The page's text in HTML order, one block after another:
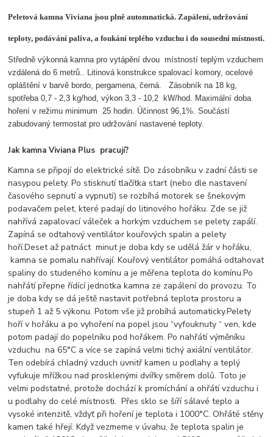
Peletová kamna Viviana jsou plně automnatická. Zapálení, udržování
teploty, podávání paliva, a foukání teplého vzduchu i do sousední místnosti.
Středně výkonná kamna pro vytápění dvou místností teplým vzduchem
vzdálená do 6 metrů.. Litinová konstrukce spalovací komory, ocelové
opláštění v barvě bordo, pergamena, černá. Zásobník na 18 kg,
spotřeba 0,7 - 2,3 kg/hod, výkon 3,3 - 10,2 kW/hod. Maximální doba
hoření v režimu minimum 25 hodin. Účinnost 96,1%. Součástí
zabudovaný termostat pro udržování nastavené teploty.
Jak kamna Viviana Plus pracují?
Kamna se připojí do elektrické sítě. Do zásobníku v zadní části se
nasypou pelety. Po stisknutí tlačítka start (nebo dle nastavení
časového sepnutí a vypnutí) se rozbíhá motorek se šnekovým
podavačem pelet, které padají do litinového hořáku. Zde se již
nahřívá zapalovací váleček a horkým vzduchem se pelety zapálí.
Zapíná se odtahový ventilátor kouřových spalin a pelety
hoří.Deset až patnáct minut je doba kdy se udělá žár v hořáku,
kamna se pomalu nahřívají. Kouřový ventilátor pomáhá odtahovat
spaliny do studeného komínu a je měřena teplota do komínu.Po
nahřátí přepne řídící jednotka kamna ze zapálení do provozu. To
je doba kdy se dá ještě nastavit potřebná teplota prostoru a
stupeň 1 až 5 výkonu. Potom vše již probíhá automaticky.Pelety
hoří v hořáku a po vyhoření na popel jsou “vyfouknuty “ ven, kde
potom padají do popelníku pod hořákem. Po nahřátí výměníku
vzduchu na 65°C a více se zapíná velmi tichý axiální ventilátor.
Ten odebírá chladný vzduch uvnitř kamen u podlahy a teplý
vyfukuje mřížkou nad prosklenými dvířky směrem dolů. Toto je
velmi podstatné, protože dochází k promíchání a ohřátí vzduchu i
u podlahy do celé místnosti. Přes sklo se šíří sálavé teplo a
vysoké intenzitě, vždyť při hoření je teplota i 1000°C. Ohřáté stěny
kamen také hřejí. Když vezmeme v úvahu, že teplota spalin je